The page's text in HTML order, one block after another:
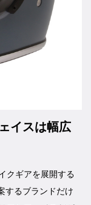
イスは幅広
クギアを展開する
するブランドだけ